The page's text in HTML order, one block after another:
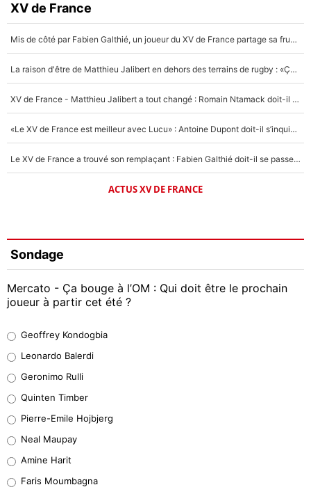
XV de France
Mis de côté par Fabien Galthié, un joueur du XV de France partage sa frustration : «ils ne me l’ont pas dit tout de suite»
La raison d'être de Matthieu Jalibert en dehors des terrains de rugby : «Ça m'atteint autant que si tu touches à un membre de ma famille»
XV de France - Matthieu Jalibert a tout changé : Romain Ntamack doit-il s’inquiéter pour sa place à un an de la Coupe du monde ?
«Le XV de France est meilleur avec Lucu» : Antoine Dupont doit-il s’inquiéter pour sa place ?
Le XV de France a trouvé son remplaçant : Fabien Galthié doit-il se passer d'Antoine Dupont ?
ACTUS XV DE FRANCE
Sondage
Mercato - Ça bouge à l’OM : Qui doit être le prochain
joueur à partir cet été ?
38%
32%
5%
1%
Geoffrey Kondogbia
Leonardo Balerdi
Geronimo Rulli
Quinten Timber
Pierre-Emile Hojbjerg
Neal Maupay
Amine Harit
Faris Moumbagna